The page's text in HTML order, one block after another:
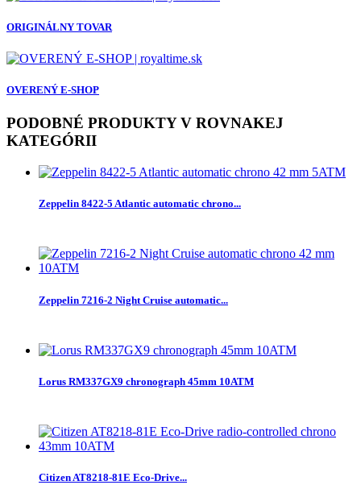
ORIGINÁLNY TOVAR
OVERENÝ E-SHOP
PODOBNÉ PRODUKTY V ROVNAKEJ
KATEGÓRII
Zeppelin 8422-5 Atlantic automatic chrono...
Zeppelin 7216-2 Night Cruise automatic...
Lorus RM337GX9 chronograph 45mm 10ATM
Citizen AT8218-81E Eco-Drive...